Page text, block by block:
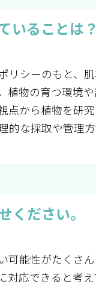
いることは？
リシーのもと、
植物の育つ環境
から植物を研究
的な採取や管理
ください。
可能性がたくさ
対応できると考